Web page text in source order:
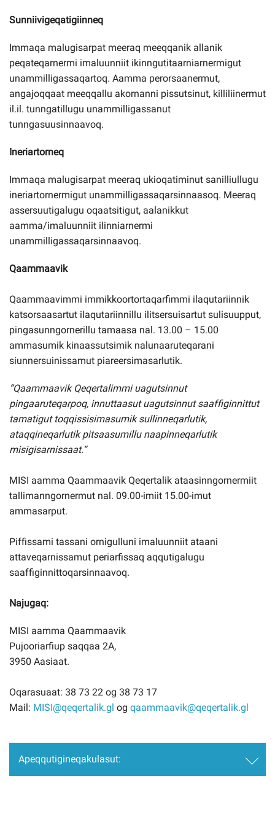
Sunniivigeqatigiinneq
Immaqa malugisarpat meeraq meeqqanik allanik
peqateqarnermi imaluunniit ikinngutitaarniarnermigut
unammilligassaqartoq. Aamma perorsaanermut,
angajoqqaat meeqqallu akornanni pissutsinut, killiliinermut
il.il. tunngatillugu unammilligassanut
tunngasuusinnaavoq.
Ineriartorneq
Immaqa malugisarpat meeraq ukioqatiminut sanilliullugu
ineriartornermigut unammilligassaqarsinnaasoq. Meeraq
assersuutigalugu oqaatsitigut, aalanikkut
aamma/imaluunniit ilinniarnermi
unammilligassaqarsinnaavoq.
Qaammaavik
Qaammaavimmi immikkoortortaqarfimmi ilaqutariinnik
katsorsaasartut ilaqutariinnillu ilitsersuisartut sulisuupput,
pingasunngornerillu tamaasa nal. 13.00 – 15.00
ammasumik kinaassutsimik nalunaaruteqarani
siunnersuinissamut piareersimasarlutik.
“Qaammaavik Qeqertalimmi uagutsinnut
pingaaruteqarpoq, innuttaasut uagutsinnut saaffiginnittut
tamatigut toqqissisimasumik sullinneqarlutik,
ataqqineqarlutik pitsaasumillu naapinneqarlutik
misigisarnissaat.”
MISI aamma Qaammaavik Qeqertalik ataasinngornermiit
tallimanngornermut nal. 09.00-imiit 15.00-imut
ammasarput.
Piffissami tassani ornigulluni imaluunniit ataani
attaveqarnissamut periarfissaq aqqutigalugu
saaffiginnittoqarsinnaavoq.
Najugaq:
MISI aamma Qaammaavik
Pujooriarfiup saqqaa 2A,
3950 Aasiaat.
Oqarasuaat: 38 73 22 og 38 73 17
Mail: MISI@qeqertalik.gl og qaammaavik@qeqertalik.gl
Apeqqutigineqakulasut: